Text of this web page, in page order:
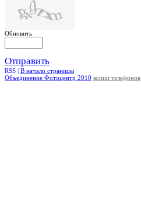
Обновить
Отправить
RSS | В начало страницы
Объединение Фотоцентр 2010 копии телефонов